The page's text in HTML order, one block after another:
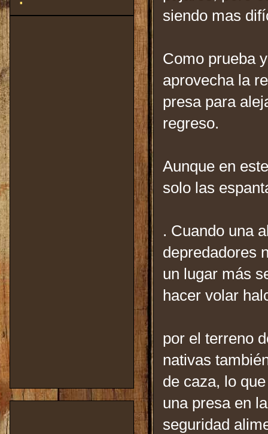
siendo mas
Como prueba
aprovecha la
presa para
regreso.
Aunque en
solo las
. Cuando una
depredadores
un lugar más
hacer volar
por el terreno
nativas
de caza, lo
una presa en
seguridad